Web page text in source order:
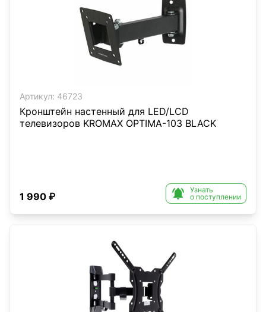
Артикул: 46723
Кронштейн настенный для LED/LCD
телевизоров KROMAX OPTIMA-103 BLACK
1 990 ₽ 
Узнать
о поступлении